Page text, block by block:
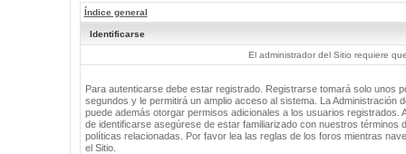
Índice general
Identificarse
El administrador del Sitio requiere
Para autenticarse debe estar registrado. Registrarse tomará solo unos
segundos y le permitirá un amplio acceso al sistema. La Administración
puede además otorgar permisos adicionales a los usuarios registrados.
de identificarse asegúrese de estar familiarizado con nuestros términos
políticas relacionadas. Por favor lea las reglas de los foros mientras
el Sitio.